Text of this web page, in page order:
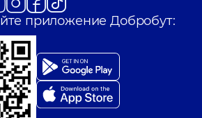
приложение Добробут: